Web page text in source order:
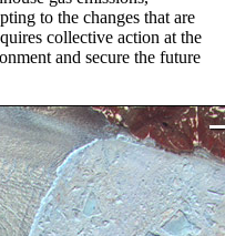
to the changes that are
collective action at the
and secure the future